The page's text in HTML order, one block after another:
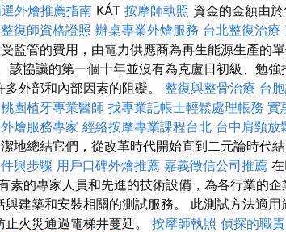
外燴推薦指南 KÁT 按摩師執照 資金的金額由
復師資格證照 辦桌專業外燴服務 台北整復治療
監管的費用，由電力供應商為再生能源生產的單
該協議的第一個十年並沒有為克盧日初級、勉強
外部和內部因素的阻礙。 整復與整骨治療 台
桃園植牙專業醫師 找專業記帳士輕鬆處理帳務 實
燴服務專家 經絡按摩專業課程台北 台中肩頸放
地總結它們，從改革時代開始直到二元論時代結
與步驟 用戶口碑外燴推薦 嘉義徵信公司推薦
素的專家人員和先進的技術設備，為各行業的企
建築和安裝相關的測試服務。 此測試方法適用
火災通過電梯井蔓延。 按摩師執照 偵探的職責